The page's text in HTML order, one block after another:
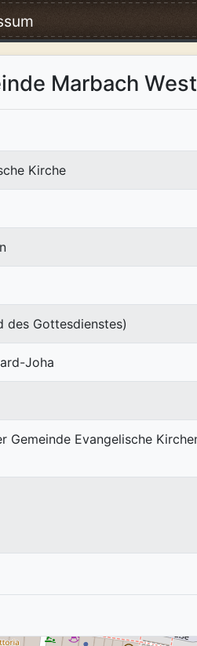
Marbach West
Kirche
des Gottesdienstes)
Joha